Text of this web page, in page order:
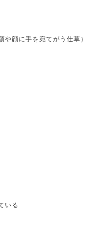
顔に手を宛てがう仕草）
いる